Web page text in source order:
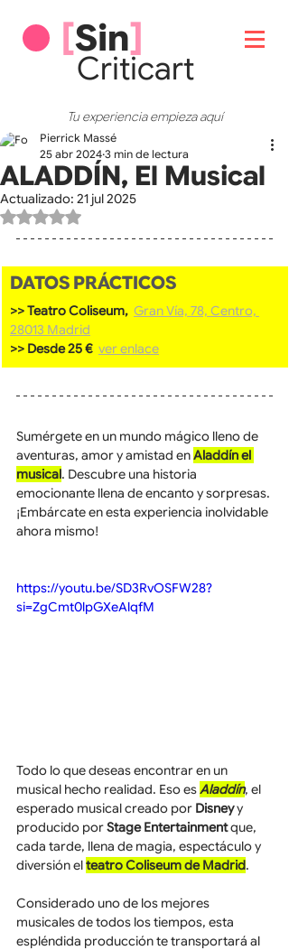
[Sin]
Criticart
Tu experiencia empieza aquí
ALADDÍN, El Musical
Pierrick Massé
25 abr 2024 3 min de lectura
Actualizado: 21 jul 2025
Obtuvo NaN de 5 estrellas.
DATOS PRÁCTICOS
>> Teatro Coliseum, Gran Vía, 78, Centro,
28013 Madrid
>> Desde 25 € ver enlace
Sumérgete en un mundo mágico lleno de
aventuras, amor y amistad en Aladdín el
musical. Descubre una historia
emocionante llena de encanto y sorpresas.
¡Embárcate en esta experiencia inolvidable
ahora mismo!
https://youtu.be/SD3RvOSFW28?
si=ZgCmt0lpGXeAlqfM
Todo lo que deseas encontrar en un
musical hecho realidad. Eso es Aladdín, el
esperado musical creado por Disney y
producido por Stage Entertainment que,
cada tarde, llena de magia, espectáculo y
diversión el teatro Coliseum de Madrid.
Considerado uno de los mejores
musicales de todos los tiempos, esta
espléndida producción te transportará al